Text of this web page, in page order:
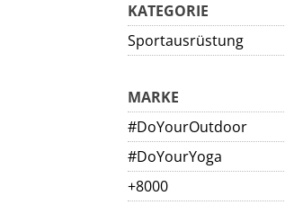
KATEGORIE
Sportausrüstung
MARKE
#DoYourOutdoor
#DoYourYoga
+8000